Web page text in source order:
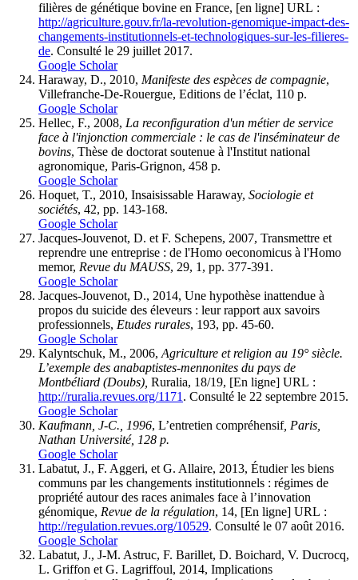
filières de génétique bovine en France, [en ligne] URL :
http://agriculture.gouv.fr/la-revolution-genomique-impact-des-
changements-institutionnels-et-technologiques-sur-les-filieres-
de. Consulté le 29 juillet 2017.
Google Scholar
Haraway, D., 2010, Manifeste des espèces de compagnie,
Villefranche-De-Rouergue, Editions de l’éclat, 110 p.
Google Scholar
Hellec, F., 2008, La reconfiguration d'un métier de service
face à l'injonction commerciale : le cas de l'inséminateur de
bovins, Thèse de doctorat soutenue à l'Institut national
agronomique, Paris-Grignon, 458 p.
Google Scholar
Hoquet, T., 2010, Insaisissable Haraway, Sociologie et
sociétés, 42, pp. 143-168.
Google Scholar
Jacques-Jouvenot, D. et F. Schepens, 2007, Transmettre et
reprendre une entreprise : de l'Homo oeconomicus à l'Homo
memor, Revue du MAUSS, 29, 1, pp. 377-391.
Google Scholar
Jacques-Jouvenot, D., 2014, Une hypothèse inattendue à
propos du suicide des éleveurs : leur rapport aux savoirs
professionnels, Etudes rurales, 193, pp. 45-60.
Google Scholar
Kalyntschuk, M., 2006, Agriculture et religion au 19° siècle.
L’exemple des anabaptistes-mennonites du pays de
Montbéliard (Doubs), Ruralia, 18/19, [En ligne] URL :
http://ruralia.revues.org/1171 . Consulté le 22 septembre 2015.
Google Scholar
Kaufmann, J-C., 1996, L’entretien compréhensif, Paris,
Nathan Université, 128 p.
Google Scholar
Labatut, J., F. Aggeri, et G. Allaire, 2013, Étudier les biens
communs par les changements institutionnels : régimes de
propriété autour des races animales face à l’innovation
génomique, Revue de la régulation, 14, [En ligne] URL :
http://regulation.revues.org/10529. Consulté le 07 août 2016.
Google Scholar
Labatut, J., J-M. Astruc, F. Barillet, D. Boichard, V. Ducrocq,
L. Griffon et G. Lagriffoul, 2014, Implications